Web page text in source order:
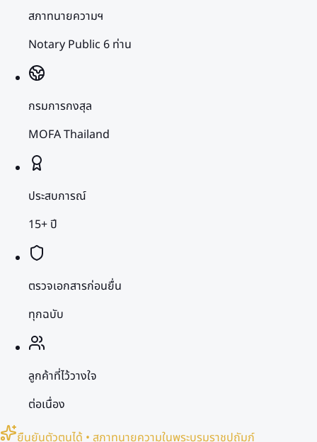
สภาทนายความฯ
Notary Public 6 ท่าน
กรมการกงสุล
MOFA Thailand
ประสบการณ์
15+ ปี
ตรวจเอกสารก่อนยื่น
ทุกฉบับ
ลูกค้าที่ไว้วางใจ
ต่อเนื่อง
ยืนยันตัวตนได้ • สภาทนายความในพระบรมราชูปถัมภ์